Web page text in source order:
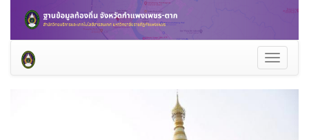
Toggle